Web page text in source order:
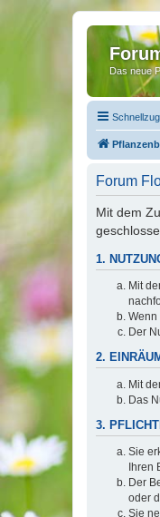
Das neue
Forum
Mit dem
1.
Mit
Wenn
Der
2.
Mit
Das
3.
Sie
Ihren
Der
oder
Sie